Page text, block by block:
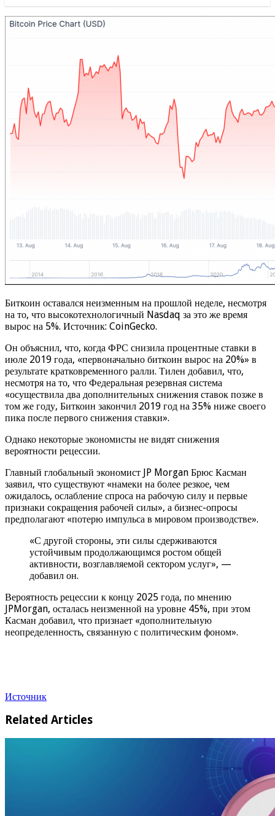
Биткоин оставался неизменным на прошлой неделе, несмотря
на то, что высокотехнологичный Nasdaq за это же время
вырос на 5%. Источник: CoinGecko.
Он объяснил, что, когда ФРС снизила процентные ставки в
июле 2019 года, «первоначально биткоин вырос на 20%» в
результате кратковременного ралли. Тилен добавил, что,
несмотря на то, что Федеральная резервная система
«осуществила два дополнительных снижения ставок позже в
том же году, Биткоин закончил 2019 год на 35% ниже своего
пика после первого снижения ставки».
Однако некоторые экономисты не видят снижения
вероятности рецессии.
Главный глобальный экономист JP Morgan Брюс Касман
заявил, что существуют «намеки на более резкое, чем
ожидалось, ослабление спроса на рабочую силу и первые
признаки сокращения рабочей силы», а бизнес-опросы
предполагают «потерю импульса в мировом производстве».
«С другой стороны, эти силы сдерживаются
устойчивым продолжающимся ростом общей
активности, возглавляемой сектором услуг», —
добавил он.
Вероятность рецессии к концу 2025 года, по мнению
JPMorgan, осталась неизменной на уровне 45%, при этом
Касман добавил, что признает «дополнительную
неопределенность, связанную с политическим фоном».
Источник
Related Articles